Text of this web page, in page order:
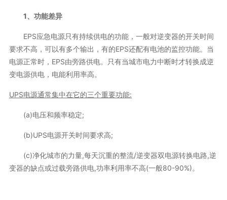
1、功能差异
EPS应急电源只有持续供电的功能，一般对逆变器的开关时间
要求不高，可以有多个输出，有的EPS还配有电池的监控功能。当
电源正常时，EPS由旁路供电。只有当城市电力中断时才转换成逆
变电源供电，电能利用率高。
UPS电源通常集中在它的三个重要功能:
(a)电压和频率稳定;
(b)UPS电源开关时间要求高;
(c)净化城市的力量,每天沉重的整流/逆变器双电源转换电路,逆
变器的缺点或过载旁路供电,功率利用率不高(一般80-90%)。